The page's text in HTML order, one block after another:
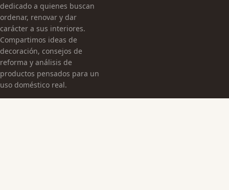
dedicado a quienes buscan
ordenar, renovar y dar
carácter a sus interiores.
Compartimos ideas de
decoración, consejos de
reforma y análisis de
productos pensados para un
uso doméstico real.